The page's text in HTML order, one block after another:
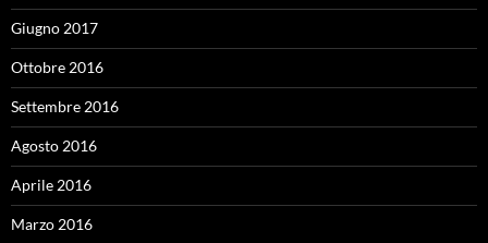
Giugno 2017
Ottobre 2016
Settembre 2016
Agosto 2016
Aprile 2016
Marzo 2016